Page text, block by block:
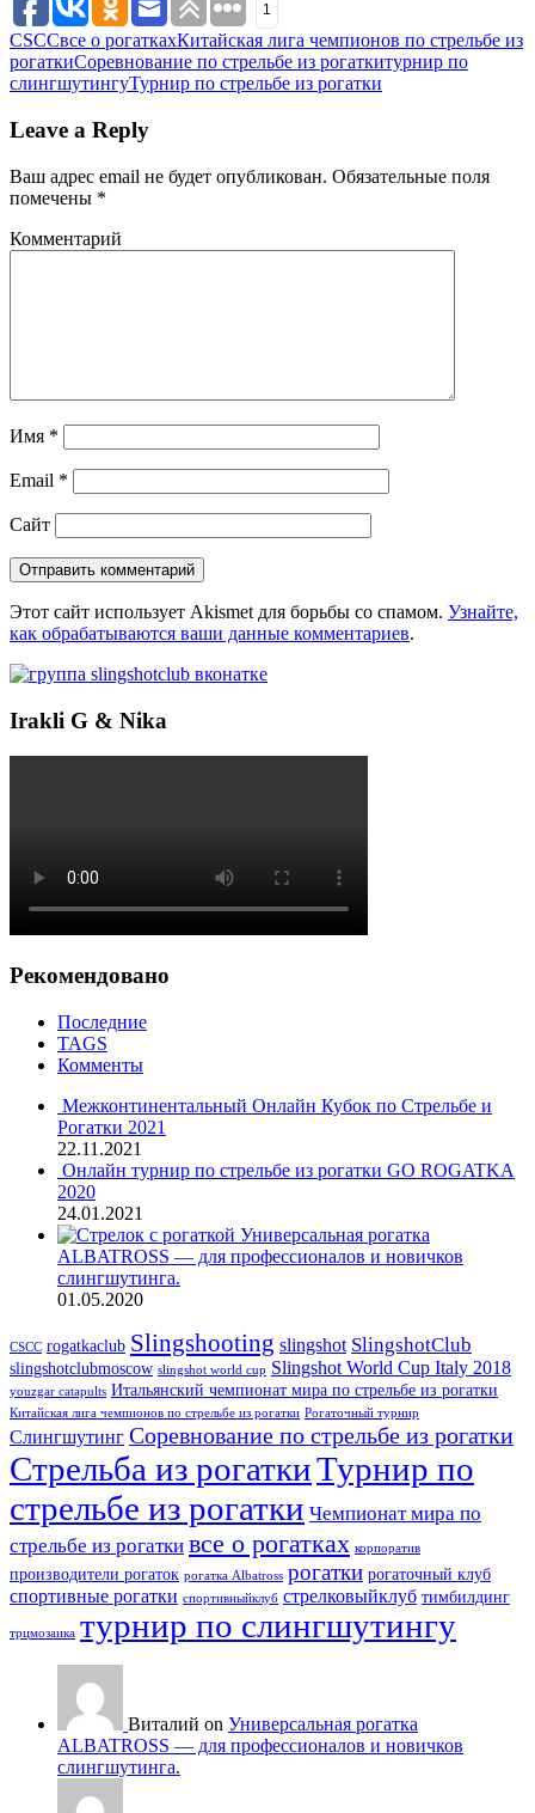
1
CSCCвсе о рогаткахКитайская лига чемпионов по стрельбе из
рогаткиСоревнование по стрельбе из рогаткитурнир по
слингшутингуТурнир по стрельбе из рогатки
Leave a Reply
Ваш адрес email не будет опубликован. Обязательные поля
помечены *
Комментарий
Имя *
Email *
Сайт
Этот сайт использует Akismet для борьбы со спамом. Узнайте,
как обрабатываются ваши данные комментариев.
Irakli G & Nika
Рекомендовано
Последние
TAGS
Комменты
Межконтинентальный Онлайн Кубок по Стрельбе и
Рогатки 2021
22.11.2021
Онлайн турнир по стрельбе из рогатки GO ROGATKA
2020
24.01.2021
Универсальная рогатка
ALBATROSS — для профессионалов и новичков
слингшутинга.
01.05.2020
CSCC rogatkaclub Slingshooting slingshot SlingshotClub
slingshotclubmoscow slingshot world cup Slingshot World Cup Italy 2018
youzgar catapults Итальянский чемпионат мира по стрельбе из рогатки
Китайская лига чемпионов по стрельбе из рогатки Рогаточный турнир
Слингшутинг Соревнование по стрельбе из рогатки
Стрельба из рогаткиТурнир по
стрельбе из рогатки Чемпионат мира по
стрельбе из рогатки все о рогатках корпоратив
производители рогаток рогатка Albatross рогатки рогаточный клуб
спортивные рогатки спортивныйклуб стрелковыйклуб тимбилдинг
трцмозаика турнир по слингшутингу
Виталий on Универсальная рогатка
ALBATROSS — для профессионалов и новичков
слингшутинга.